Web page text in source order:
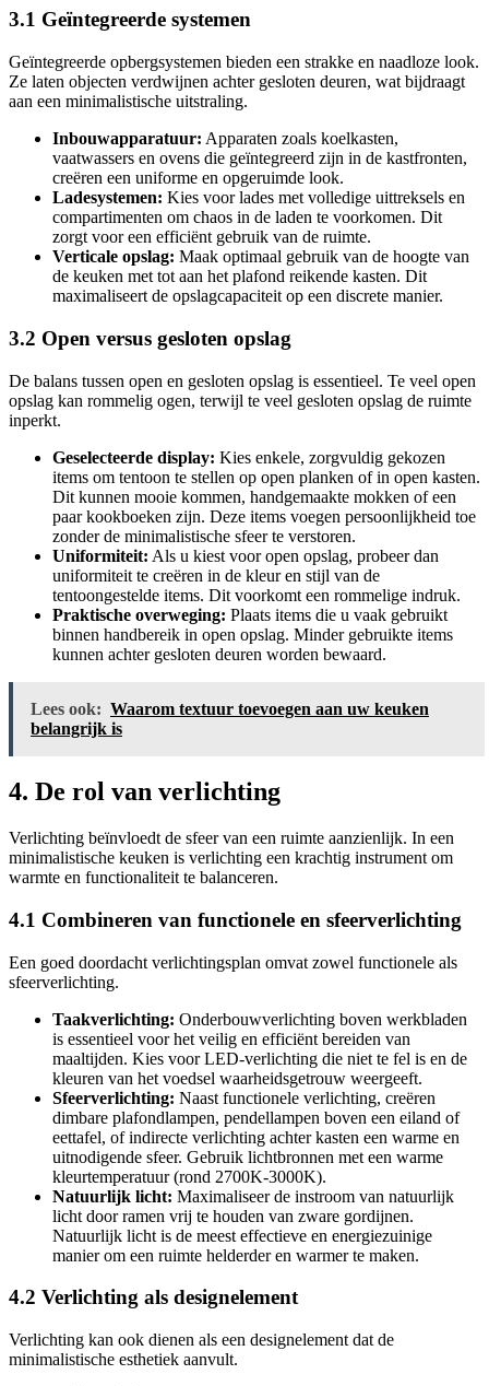
3.1 Geïntegreerde systemen
Geïntegreerde opbergsystemen bieden een strakke en naadloze look.
Ze laten objecten verdwijnen achter gesloten deuren, wat bijdraagt
aan een minimalistische uitstraling.
Inbouwapparatuur: Apparaten zoals koelkasten,
vaatwassers en ovens die geïntegreerd zijn in de kastfronten,
creëren een uniforme en opgeruimde look.
Ladesystemen: Kies voor lades met volledige uittreksels en
compartimenten om chaos in de laden te voorkomen. Dit
zorgt voor een efficiënt gebruik van de ruimte.
Verticale opslag: Maak optimaal gebruik van de hoogte van
de keuken met tot aan het plafond reikende kasten. Dit
maximaliseert de opslagcapaciteit op een discrete manier.
3.2 Open versus gesloten opslag
De balans tussen open en gesloten opslag is essentieel. Te veel open
opslag kan rommelig ogen, terwijl te veel gesloten opslag de ruimte
inperkt.
Geselecteerde display: Kies enkele, zorgvuldig gekozen
items om tentoon te stellen op open planken of in open kasten.
Dit kunnen mooie kommen, handgemaakte mokken of een
paar kookboeken zijn. Deze items voegen persoonlijkheid toe
zonder de minimalistische sfeer te verstoren.
Uniformiteit: Als u kiest voor open opslag, probeer dan
uniformiteit te creëren in de kleur en stijl van de
tentoongestelde items. Dit voorkomt een rommelige indruk.
Praktische overweging: Plaats items die u vaak gebruikt
binnen handbereik in open opslag. Minder gebruikte items
kunnen achter gesloten deuren worden bewaard.
Lees ook: Waarom textuur toevoegen aan uw keuken
belangrijk is
4. De rol van verlichting
Verlichting beïnvloedt de sfeer van een ruimte aanzienlijk. In een
minimalistische keuken is verlichting een krachtig instrument om
warmte en functionaliteit te balanceren.
4.1 Combineren van functionele en sfeerverlichting
Een goed doordacht verlichtingsplan omvat zowel functionele als
sfeerverlichting.
Taakverlichting: Onderbouwverlichting boven werkbladen
is essentieel voor het veilig en efficiënt bereiden van
maaltijden. Kies voor LED-verlichting die niet te fel is en de
kleuren van het voedsel waarheidsgetrouw weergeeft.
Sfeerverlichting: Naast functionele verlichting, creëren
dimbare plafondlampen, pendellampen boven een eiland of
eettafel, of indirecte verlichting achter kasten een warme en
uitnodigende sfeer. Gebruik lichtbronnen met een warme
kleurtemperatuur (rond 2700K-3000K).
Natuurlijk licht: Maximaliseer de instroom van natuurlijk
licht door ramen vrij te houden van zware gordijnen.
Natuurlijk licht is de meest effectieve en energiezuinige
manier om een ruimte helderder en warmer te maken.
4.2 Verlichting als designelement
Verlichting kan ook dienen als een designelement dat de
minimalistische esthetiek aanvult.